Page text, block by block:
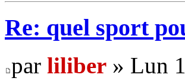
Re: quel sport
par liliber » Lun